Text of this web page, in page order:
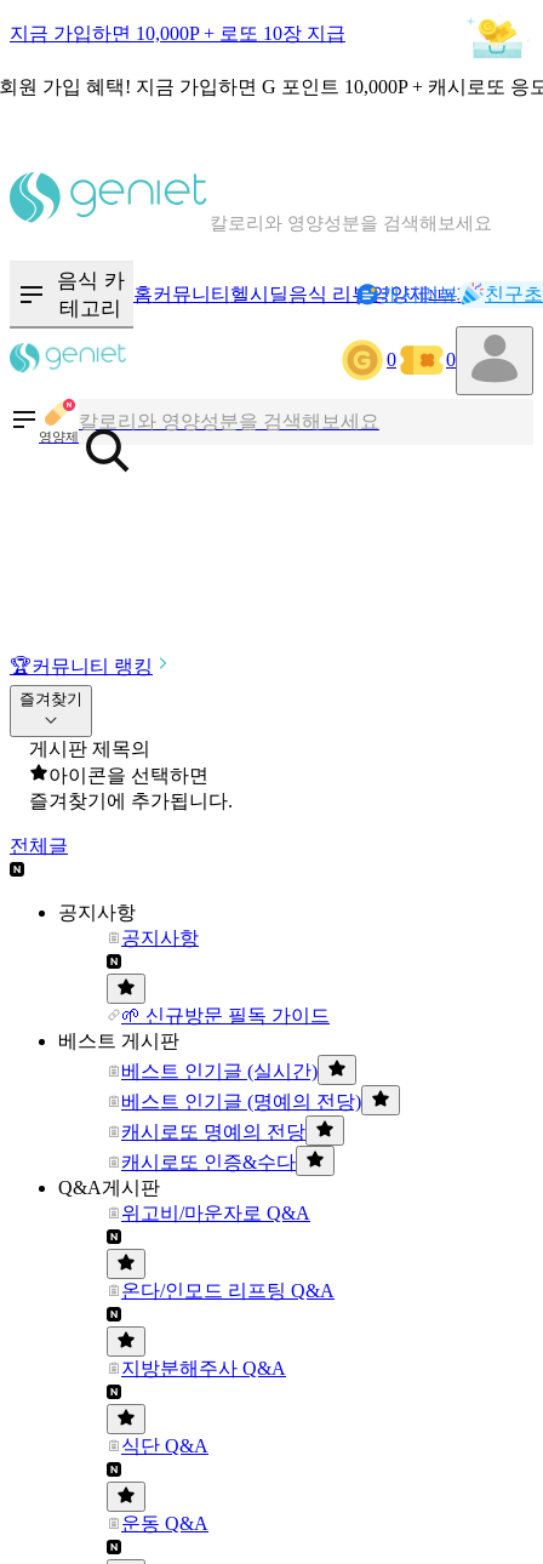
지금 가입하면 10,000P + 로또 10장 지급
원 가입 혜택! 지금 가입하면 G 포인트 10,000P + 캐시로또 응
칼로리와 영양성분을 검색해보세요
음식 카
테고리
홈커뮤니티 헬시딜음식 리뷰영양제NEW기록
캐시리뷰 친구
0 0
영양제
칼로리와 영양성분을 검색해보세요
혈당 · 다이어트 음식 검색해보세요
🏆커뮤니티 랭킹
즐겨찾기
게시판 제목의
아이콘을 선택하면
즐겨찾기에 추가됩니다.
전체글
공지사항
공지사항
🌱 신규방문 필독 가이드
베스트 게시판
베스트 인기글 (실시간)
베스트 인기글 (명예의 전당)
캐시로또 명예의 전당
캐시로또 인증&수다
Q&A게시판
위고비/마운자로 Q&A
온다/인모드 리프팅 Q&A
지방분해주사 Q&A
식단 Q&A
운동 Q&A